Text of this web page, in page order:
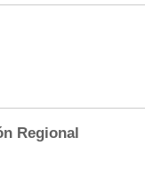
Regional